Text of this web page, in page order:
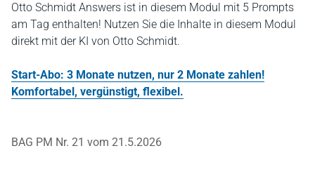
Otto Schmidt Answers ist in diesem Modul mit 5 Prompts
am Tag enthalten! Nutzen Sie die Inhalte in diesem Modul
direkt mit der KI von Otto Schmidt.
Start-Abo: 3 Monate nutzen, nur 2 Monate zahlen!
Komfortabel, vergünstigt, flexibel.
BAG PM Nr. 21 vom 21.5.2026